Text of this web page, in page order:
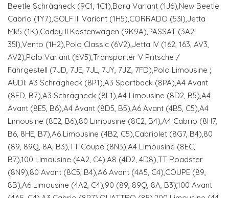
Beetle Schrägheck (9C1, 1C1),Bora Variant (1J6),New Beetle
Cabrio (1Y7),GOLF III Variant (1H5),CORRADO (53I),Jetta
Mk5 (1K),Caddy II Kastenwagen (9K9A),PASSAT (3A2,
35I),Vento (1H2),Polo Classic (6V2),Jetta IV (162, 163, AV3,
AV2),Polo Variant (6V5),Transporter V Pritsche /
Fahrgestell (7JD, 7JE, 7JL, 7JY, 7JZ, 7FD),Polo Limousine ;
AUDI: A3 Schrägheck (8P1),A3 Sportback (8PA),A4 Avant
(8ED, B7),A3 Schrägheck (8L1),A4 Limousine (8D2, B5),A4
Avant (8E5, B6),A4 Avant (8D5, B5),A6 Avant (4B5, C5),A4
Limousine (8E2, B6),80 Limousine (8C2, B4),A4 Cabrio (8H7,
B6, 8HE, B7),A6 Limousine (4B2, C5),Cabriolet (8G7, B4),80
(89, 89Q, 8A, B3),TT Coupe (8N3),A4 Limousine (8EC,
B7),100 Limousine (4A2, C4),A8 (4D2, 4D8),TT Roadster
(8N9),80 Avant (8C5, B4),A6 Avant (4A5, C4),COUPE (89,
8B),A6 Limousine (4A2, C4),90 (89, 89Q, 8A, B3),100 Avant